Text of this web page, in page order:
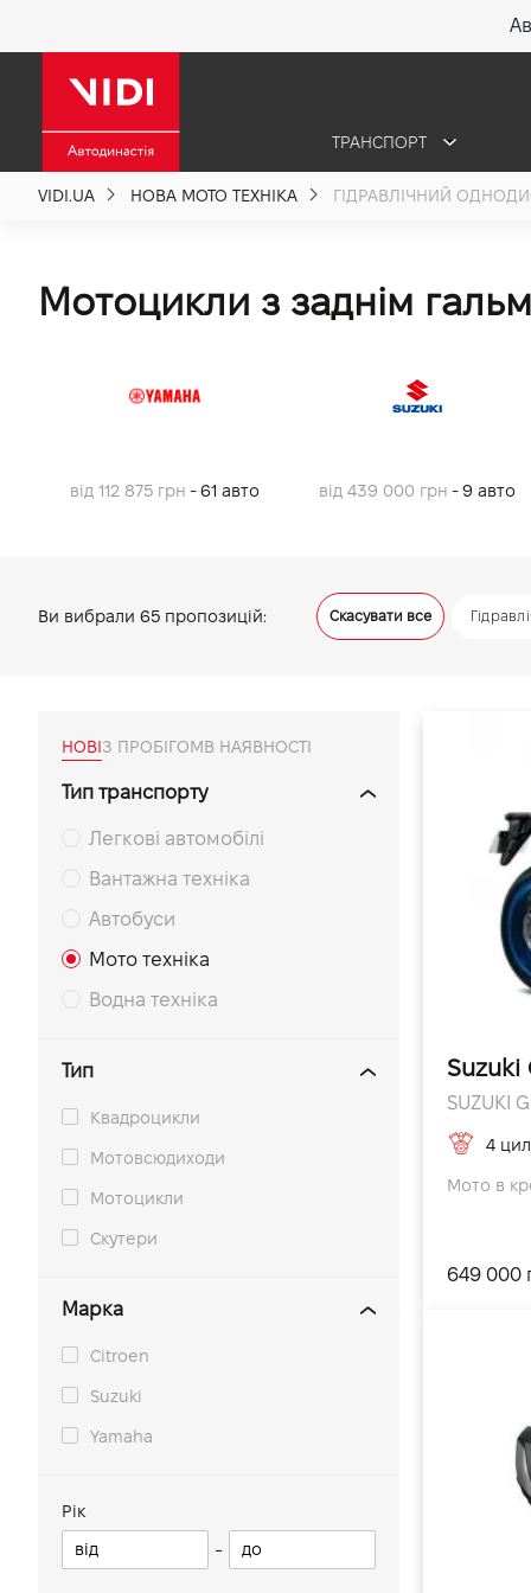
ТРАНСПОРТ
VIDI.UA НОВА МОТО ТЕХНІКА ГІДРАВЛІЧНИЙ
Мотоцикли з заднім
від 112 875 грн - 61 авто від 439 000 грн - 9 авто
Ви вибрали 65 пропозицій: Скасувати все
НОВІЗ ПРОБІГОМВ НАЯВНОСТІ
Тип транспорту
Легкові автомобілі
Вантажна техніка
Автобуси
Мото техніка
Водна техніка
Тип
Квадроцикли
Мотовсюдиходи
Мотоцикли
Скутери
Марка
Citroen
Suzuki
Yamaha
Рік
-
Suzuki
SUZUKI
4
Мото в
649 000
Про компанію
Новини
Політика якості
Контакти